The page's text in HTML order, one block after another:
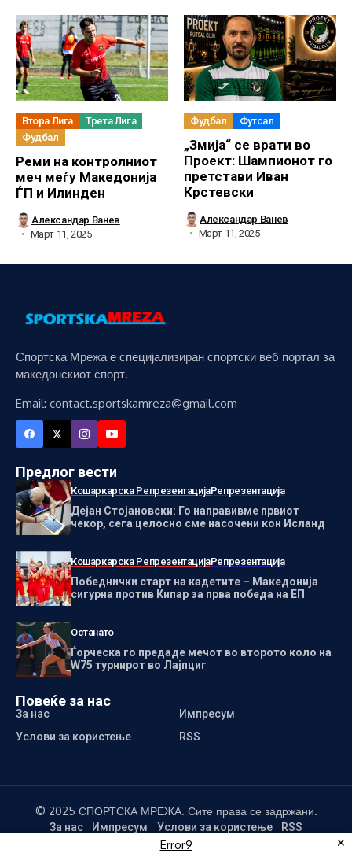
Втора Лига
Трета Лига
Фудбал
Реми на контролниот
меч меѓу Македонија
ЃП и Илинден
Александар Ванев
Март 11, 2025
Фудбал Футсал
„Змија“ се врати во
Проект: Шампионот го
претстави Иван
Крстевски
Александар Ванев
Март 11, 2025
Спортска Мрежа е специјализиран спортски веб портал за
македонскиот спорт.
Email: contact.sportskamreza@gmail.com
Предлог вести
Кошаркарска РепрезентацијаРепрезентација
Дејан Стојановски: Го направивме првиот
чекор, сега целосно сме насочени кон Исланд
Кошаркарска РепрезентацијаРепрезентација
Победнички старт на кадетите – Македонија
сигурна против Кипар за прва победа на ЕП
Останато
Ѓорческа го предаде мечот во второто коло на
W75 турнирот во Лајпциг
Повеќе за нас
За нас
Импресум
Услови за користење
RSS
© 2025 СПОРТСКА МРЕЖА. Сите права се задржани.
За нас Импресум Услови за користење RSS
✕
Error9